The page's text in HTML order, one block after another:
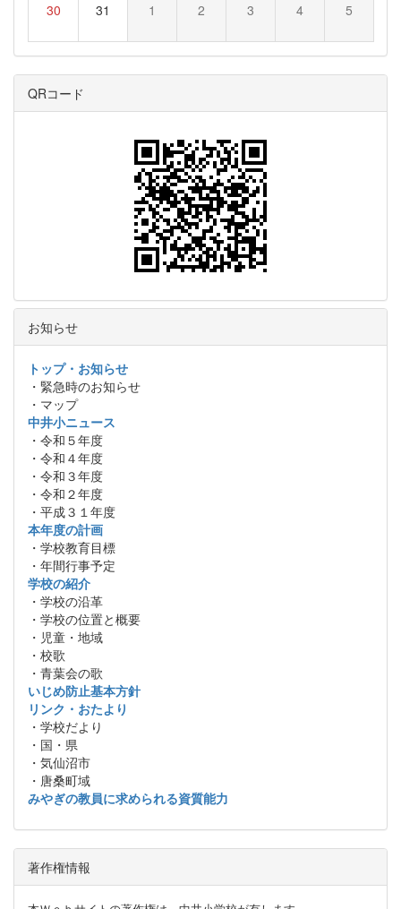
30 31 1 2 3 4 5
QRコード
お知らせ
トップ・お知らせ
・緊急時のお知らせ
・マップ
中井小ニュース
・令和５年度
・令和４年度
・令和３年度
・令和２年度
・平成３１年度
本年度の計画
・学校教育目標
・年間行事予定
学校の紹介
・学校の沿革
・学校の位置と概要
・児童・地域
・校歌
・青葉会の歌
いじめ防止基本方針
リンク・おたより
・学校だより
・国・県
・気仙沼市
・唐桑町域
みやぎの教員に求められる資質能力
著作権情報